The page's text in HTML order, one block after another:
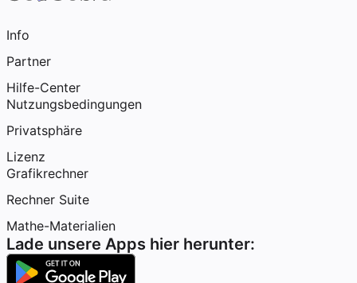
Info
Partner
Hilfe-Center
Nutzungsbedingungen
Privatsphäre
Lizenz
Grafikrechner
Rechner Suite
Mathe-Materialien
Lade unsere Apps hier herunter: